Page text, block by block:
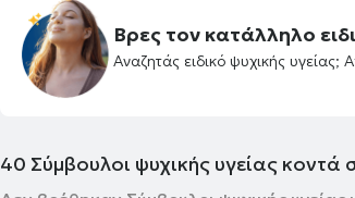
Βρες τον κατάλληλο
Αναζητάς ειδικό ψυχικής
40 Σύμβουλοι ψυχικής υγείας κοντά